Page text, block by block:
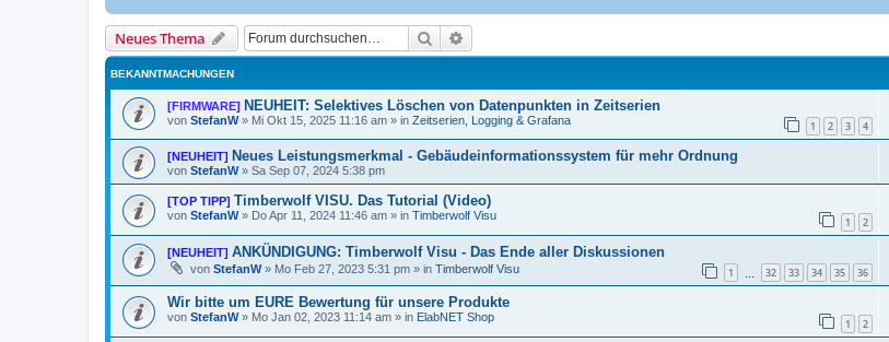
Neues Thema Suche
BEKANNTMACHUNGEN
[FIRMWARE] NEUHEIT: Selektives Löschen von Datenpunkten in Zeitserien
von StefanW» Mi Okt 15, 2025 11:16 am » in Zeitserien, Logging & Grafana 1 2 3 4
[NEUHEIT] Neues Leistungsmerkmal - Gebäudeinformationssystem für mehr Ordnung
von StefanW» Sa Sep 07, 2024 5:38 pm
[TOP TIPP] Timberwolf VISU. Das Tutorial (Video)
von StefanW» Do Apr 11, 2024 11:46 am » in Timberwolf Visu 1 2
[NEUHEIT] ANKÜNDIGUNG: Timberwolf Visu - Das Ende aller Diskussionen
von StefanW» Mo Feb 27, 2023 5:31 pm » in Timberwolf Visu 1 32 33 34 35 36
Wir bitte um EURE Bewertung für unsere Produkte
von StefanW» Mo Jan 02, 2023 11:14 am » in ElabNET Shop 1 2